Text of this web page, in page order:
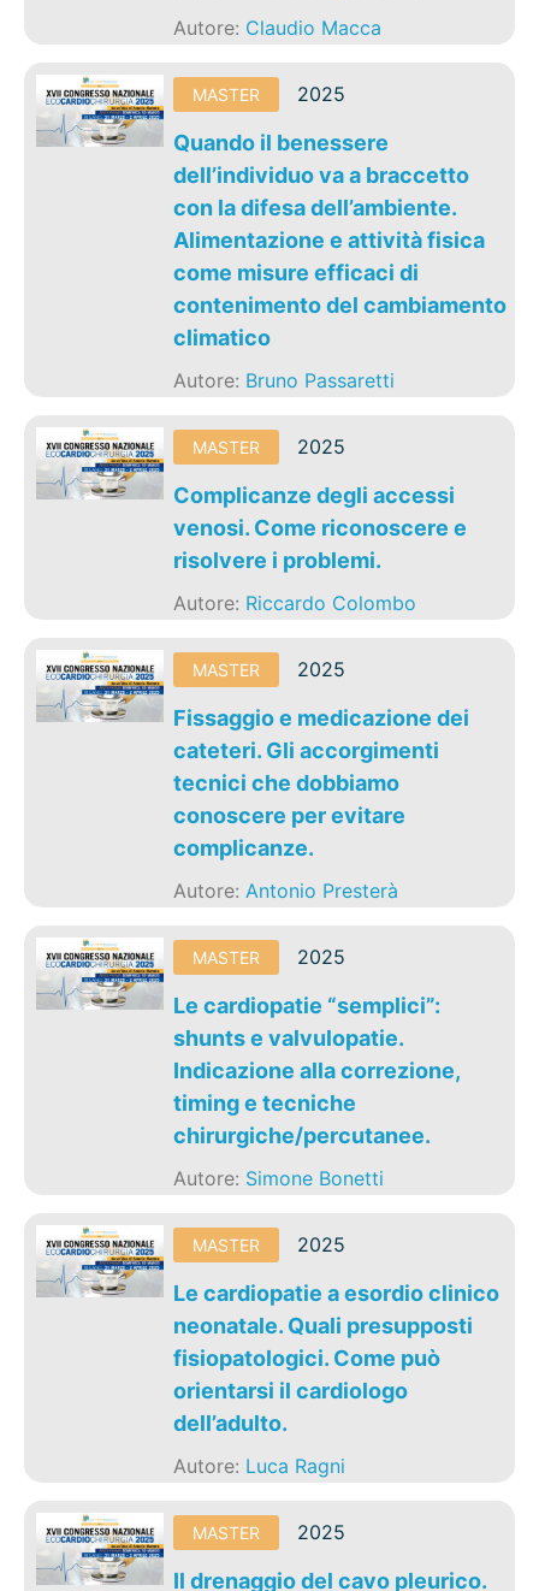
Autore: Claudio Macca
MASTER 2025
Quando il benessere
dell’individuo va a braccetto
con la difesa dell’ambiente.
Alimentazione e attività fisica
come misure efficaci di
contenimento del cambiamento
climatico
Autore: Bruno Passaretti
MASTER 2025
Complicanze degli accessi
venosi. Come riconoscere e
risolvere i problemi.
Autore: Riccardo Colombo
MASTER 2025
Fissaggio e medicazione dei
cateteri. Gli accorgimenti
tecnici che dobbiamo
conoscere per evitare
complicanze.
Autore:Antonio Presterà
MASTER 2025
Le cardiopatie “semplici”:
shunts e valvulopatie.
Indicazione alla correzione,
timing e tecniche
chirurgiche/percutanee.
Autore: Simone Bonetti
MASTER 2025
Le cardiopatie a esordio clinico
neonatale. Quali presupposti
fisiopatologici. Come può
orientarsi il cardiologo
dell’adulto.
Autore: Luca Ragni
MASTER 2025
Il drenaggio del cavo pleurico.